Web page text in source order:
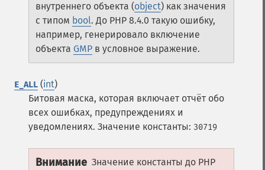
внутреннего объекта (object) как значения
с типом bool.До PHP 8.4.0 такую ошибку,
например, генерировало включение
объекта GMP в условное выражение.
E_ALL (int)
Битовая маска, которая включает отчёт обо
всех ошибках, предупреждениях и
уведомлениях. Значение константы: 30719
Внимание Значение константы до PHP